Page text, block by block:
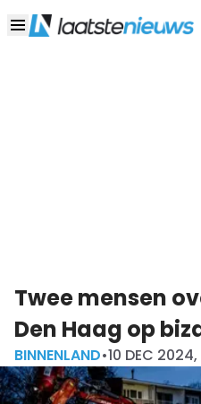
Twee mensen
Den Haag op
BINNENLAND•10 DEC 2024,